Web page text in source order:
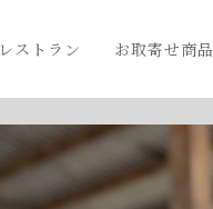
レストラン お取寄せ商品